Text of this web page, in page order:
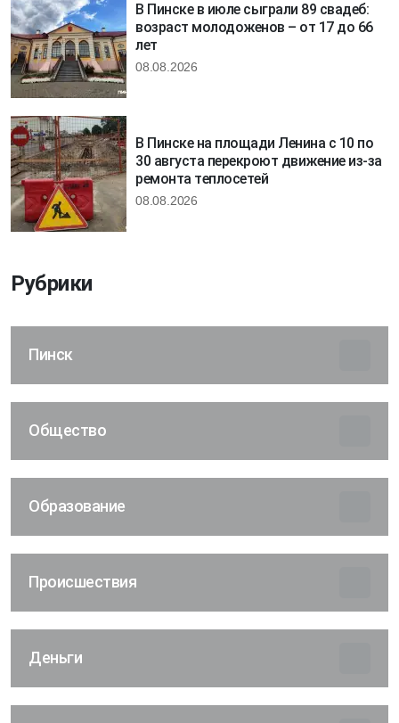
В Пинске в июле сыграли 89 свадеб:
возраст молодоженов – от 17 до 66
лет
08.08.2026
В Пинске на площади Ленина с 10 по
30 августа перекроют движение из-за
ремонта теплосетей
08.08.2026
Рубрики
Пинск
Общество
Образование
Происшествия
Деньги